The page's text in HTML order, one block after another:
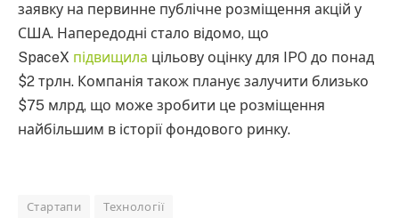
заявку на первинне публічне розміщення акцій у
США. Напередодні стало відомо, що
SpaceX підвищила цільову оцінку для IPO до понад
$2 трлн. Компанія також планує залучити близько
$75 млрд, що може зробити це розміщення
найбільшим в історії фондового ринку.
Стартапи Технології